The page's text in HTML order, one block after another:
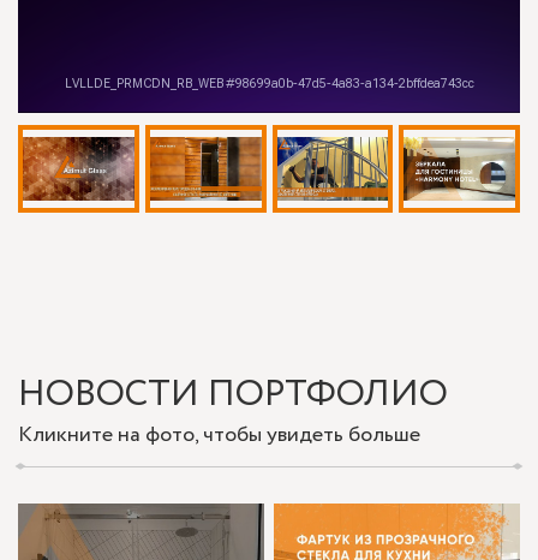
НОВОСТИ ПОРТФОЛИО
Кликните на фото, чтобы увидеть больше